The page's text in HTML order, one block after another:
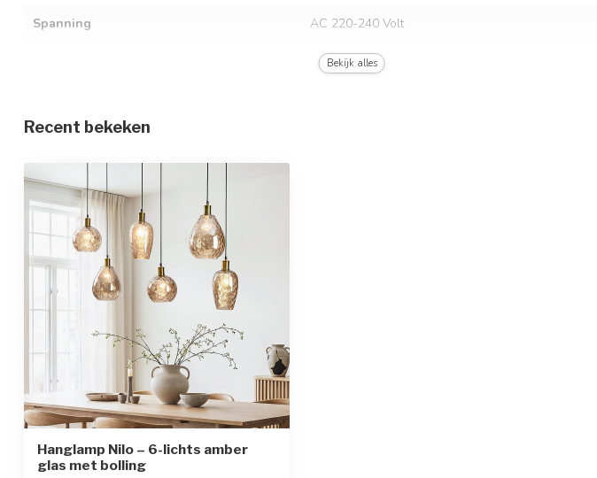
Spanning AC 220-240 Volt
50/60 Hz
Materiaal
In hoogte verstelbaar
Beschermingsgraad
Beschermingsklasse
Sensor
Bekijk alles
Recent bekeken
Hanglamp Nilo – 6-lichts amber
glas met bolling